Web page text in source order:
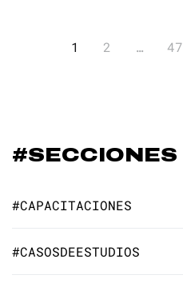
Paginación
1 2 … 47
#SECCIONES
#CAPACITACIONES
#CASOSDEESTUDIOS